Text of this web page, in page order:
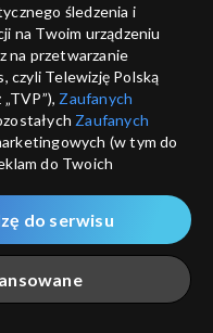
śledzenia i
na Twoim urządzeniu
na przetwarzanie
czyli Telewizję Polską
Zaufanych
Zaufanych
(w tym do
do Twoich
na udostępnianie
odwiedzania przez
zwanych dalej
za pomocą
do serwisu